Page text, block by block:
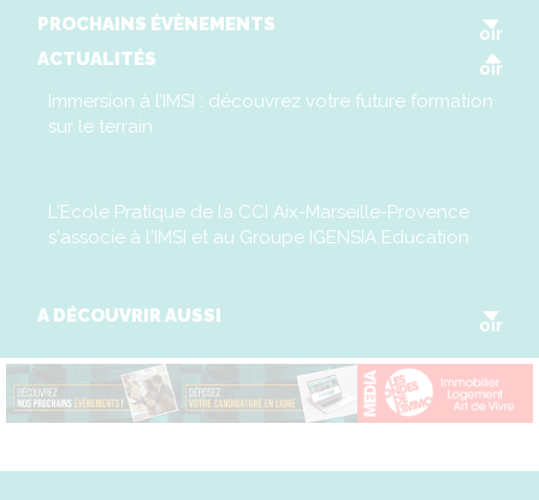
PROCHAINS ÉVÈNEMENTS
oir
ACTUALITÉS
oir
Immersion à l’IMSI : découvrez votre future formation
sur le terrain
L'École Pratique de la CCI Aix-Marseille-Provence
s'associe à l'IMSI et au Groupe IGENSIA Education
A DÉCOUVRIR AUSSI
oir